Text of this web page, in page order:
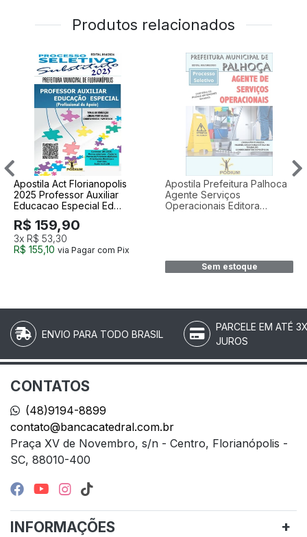
Produtos relacionados
Apostila Act Florianopolis
2025 Professor Auxiliar
Educacao Especial Ed
Podium
R$ 159,90
3x R$ 53,30
R$ 155,10 via Pagar com Pix
Apostila Prefeitura Palhoca
Agente Serviços
Operacionais Editora
Sem estoque
ENVIO PARA TODO BRASIL
PARCELE EM ATÉ
JUROS
CONTATOS
(48)9194-8899
contato@bancacatedral.com.br
Praça XV de Novembro, s/n - Centro, Florianópolis -
SC, 88010-400
INFORMAÇÕES